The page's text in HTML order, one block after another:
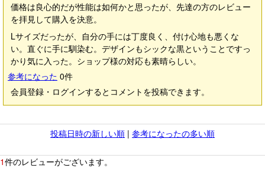
価格は良心的だが性能は如何かと思ったが、先達の方のレビュー
を拝見して購入を決意。
Lサイズだったが、自分の手には丁度良く、付け心地も悪くな
い。直ぐに手に馴染む。デザインもシックな黒ということですっ
かり気に入った。ショップ様の対応も素晴らしい。
参考になった 0件
会員登録・ログインするとコメントを投稿できます。
投稿日時の新しい順 | 参考になったの多い順
1件のレビューがございます。